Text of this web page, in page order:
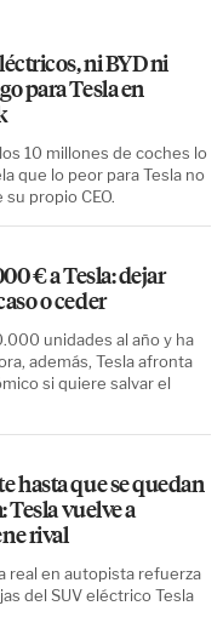
ni BYD ni
para Tesla en
10 millones de coches lo
que lo peor para Tesla no
propio CEO.
€ a Tesla: dejar
o ceder
unidades al año y ha
además, Tesla afronta
si quiere salvar el
hasta que se quedan
Tesla vuelve a
rival
real en autopista refuerza
del SUV eléctrico Tesla